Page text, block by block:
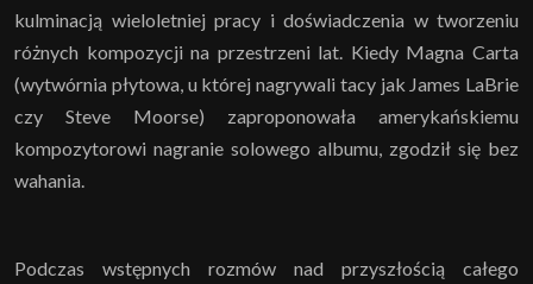
kulminacją wieloletniej pracy i doświadczenia w tworzeniu
różnych kompozycji na przestrzeni lat. Kiedy Magna Carta
(wytwórnia płytowa, u której nagrywali tacy jak James LaBrie
czy Steve Moorse) zaproponowała amerykańskiemu
kompozytorowi nagranie solowego albumu, zgodził się bez
wahania.
Podczas wstępnych rozmów nad przyszłością całego